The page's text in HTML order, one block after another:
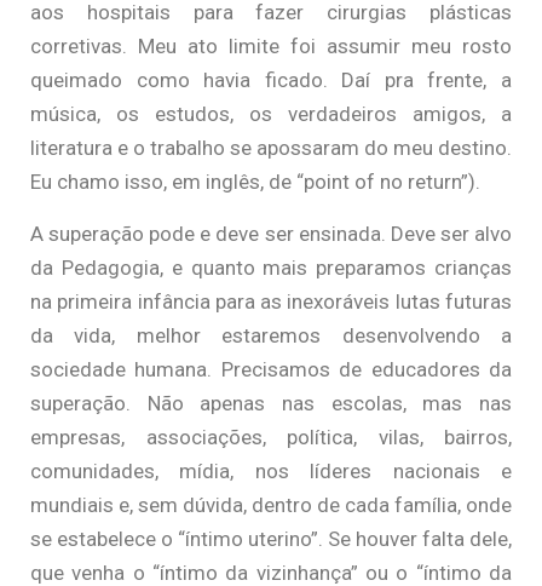
aos hospitais para fazer cirurgias plásticas
corretivas. Meu ato limite foi assumir meu rosto
queimado como havia ficado. Daí pra frente, a
música, os estudos, os verdadeiros amigos, a
literatura e o trabalho se apossaram do meu destino.
Eu chamo isso, em inglês, de “point of no return”).
A superação pode e deve ser ensinada. Deve ser alvo
da Pedagogia, e quanto mais preparamos crianças
na primeira infância para as inexoráveis lutas futuras
da vida, melhor estaremos desenvolvendo a
sociedade humana. Precisamos de educadores da
superação. Não apenas nas escolas, mas nas
empresas, associações, política, vilas, bairros,
comunidades, mídia, nos líderes nacionais e
mundiais e, sem dúvida, dentro de cada família, onde
se estabelece o “íntimo uterino”. Se houver falta dele,
que venha o “íntimo da vizinhança” ou o “íntimo da